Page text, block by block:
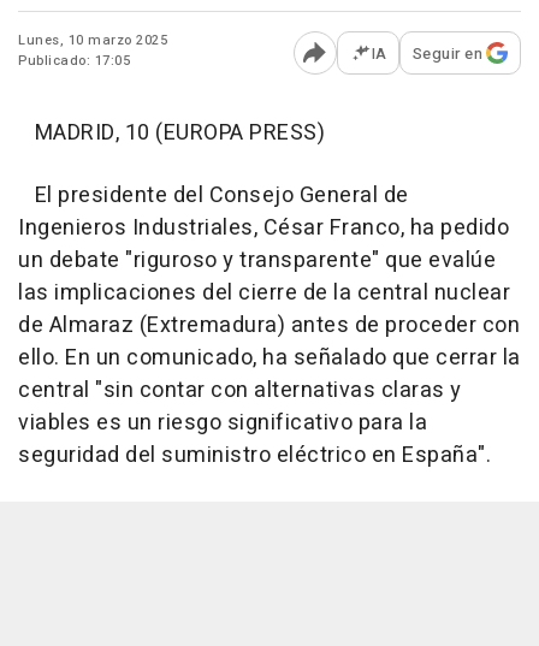
Lunes, 10 marzo 2025
Publicado: 17:05
Abrir opciones para
IA Seguir en
MADRID, 10 (EUROPA PRESS)
El presidente del Consejo General de
Ingenieros Industriales, César Franco, ha pedido
un debate "riguroso y transparente" que evalúe
las implicaciones del cierre de la central nuclear
de Almaraz (Extremadura) antes de proceder con
ello. En un comunicado, ha señalado que cerrar la
central "sin contar con alternativas claras y
viables es un riesgo significativo para la
seguridad del suministro eléctrico en España".